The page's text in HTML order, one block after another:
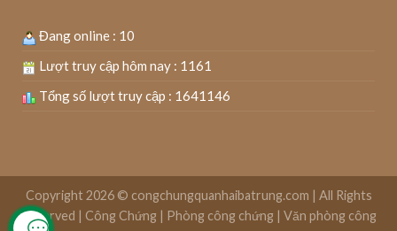
Đang online : 10
Lượt truy cập hôm nay : 1161
Tổng số lượt truy cập : 1641146
Copyright 2026 © congchungquanhaibatrung.com | All Rights
Reserved | Công Chứng | Phòng công chứng | Văn phòng công